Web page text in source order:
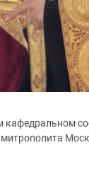
митрополита